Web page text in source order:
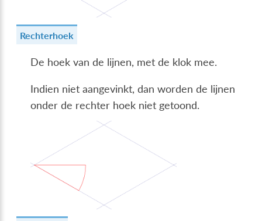
Rechterhoek
De hoek van de lijnen, met de klok mee.
Indien niet aangevinkt, dan worden de lijnen
onder de rechter hoek niet getoond.